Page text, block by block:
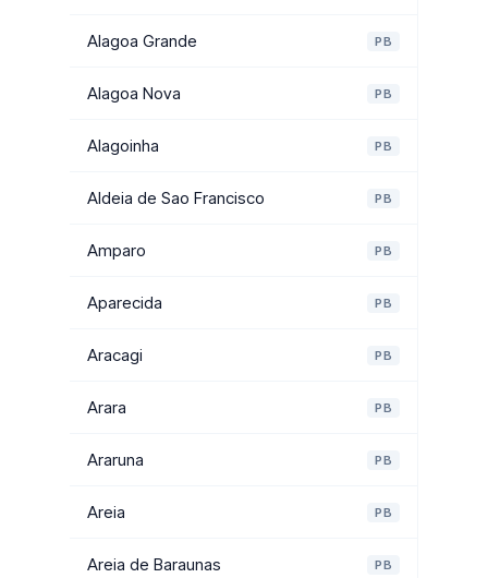
Alagoa Grande PB
Alagoa Nova PB
Alagoinha PB
Aldeia de Sao Francisco PB
Amparo PB
Aparecida PB
Aracagi PB
Arara PB
Araruna PB
Areia PB
Areia de Baraunas PB